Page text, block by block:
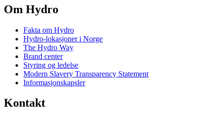
Om Hydro
Fakta om Hydro
Hydro-lokasjoner i Norge
The Hydro Way
Brand center
Styring og ledelse
Modern Slavery Transparency Statement
Informasjonskapsler
Kontakt